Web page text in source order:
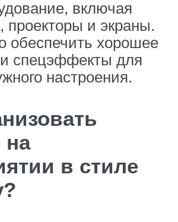
включая
и экраны.
обеспечить хорошее
спецэффекты для
настроения.
на
в стиле